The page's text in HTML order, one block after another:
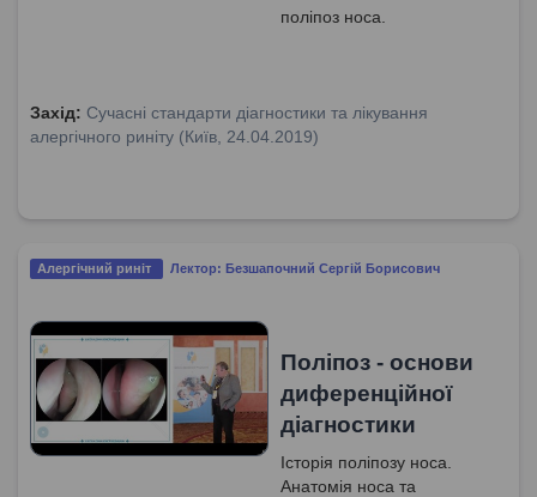
поліпоз носа.
Захід: Сучасні стандарти діагностики та лікування
алергічного риніту (Київ, 24.04.2019)
Алергічний риніт Лектор: Безшапочний Сергій Борисович
Поліпоз - основи
диференційної
діагностики
Історія поліпозу носа.
Анатомія носа та